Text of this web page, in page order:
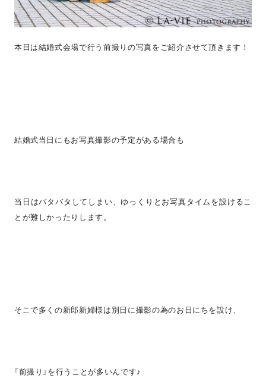
本日は結婚式会場で行う前撮りの写真をご紹介させて頂きます！
結婚式当日にもお写真撮影の予定がある場合も
当日はバタバタしてしまい、ゆっくりとお写真タイムを設けるこ
とが難しかったりします。
そこで多くの新郎新婦様は別日に撮影の為のお日にちを設け、
「前撮り」を行うことが多いんです♪